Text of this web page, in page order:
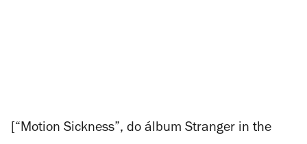
[“Motion Sickness”, do álbum Stranger in the